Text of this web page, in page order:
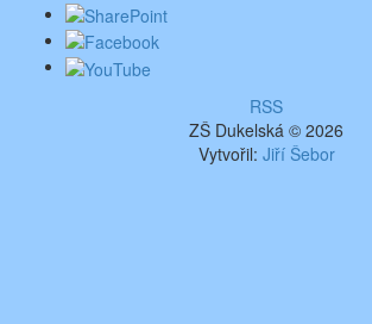
RSS
ZŠ Dukelská © 2026
Vytvořil: Jiří Šebor